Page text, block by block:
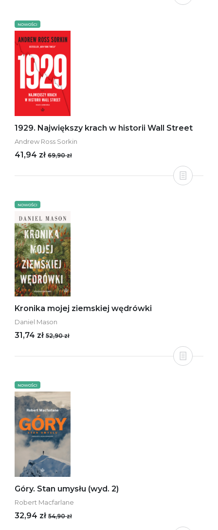
NOWOŚCI
1929. Największy krach w historii Wall Street
Andrew Ross Sorkin
41,94 zł 69,90 zł
NOWOŚCI
Kronika mojej ziemskiej wędrówki
Daniel Mason
31,74 zł 52,90 zł
NOWOŚCI
Góry. Stan umysłu (wyd. 2)
Robert Macfarlane
32,94 zł 54,90 zł